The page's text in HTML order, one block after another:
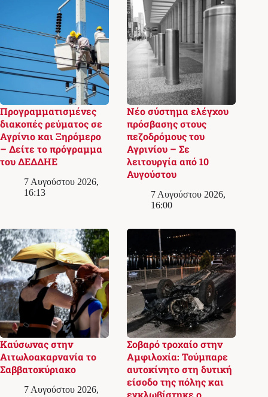
Προγραμματισμένες
διακοπές ρεύματος σε
Αγρίνιο και Ξηρόμερο
– Δείτε το πρόγραμμα
του ΔΕΔΔΗΕ
7 Αυγούστου 2026,
16:13
Νέο σύστημα ελέγχου
πρόσβασης στους
πεζοδρόμους του
Αγρινίου – Σε
λειτουργία από 10
Αυγούστου
7 Αυγούστου 2026,
16:00
Καύσωνας στην
Αιτωλοακαρνανία το
Σαββατοκύριακο
7 Αυγούστου 2026,
Σοβαρό τροχαίο στην
Αμφιλοχία: Τούμπαρε
αυτοκίνητο στη δυτική
είσοδο της πόλης και
εγκλωβίστηκε ο